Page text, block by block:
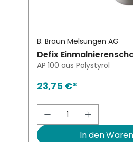
B. Braun Melsungen AG
Defix
AP 100 aus Polystyrol
23,75 €*
Produkt
In den